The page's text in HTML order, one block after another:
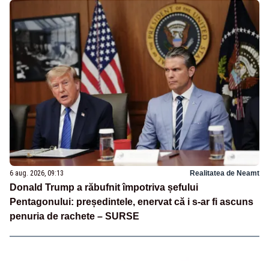
6 aug. 2026, 09:13 Realitatea de Neamt
Donald Trump a răbufnit împotriva șefului
Pentagonului: președintele, enervat că i s-ar fi ascuns
penuria de rachete – SURSE